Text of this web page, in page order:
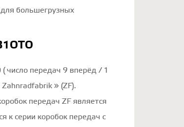
большегрузных
число передач 9 вперёд / 1
» (ZF).
передач ZF является
к серии коробок передач с